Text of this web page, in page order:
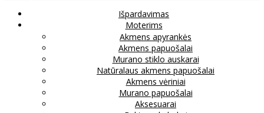
Išpardavimas
Moterims
Akmens apyrankės
Akmens papuošalai
Murano stiklo auskarai
Natūralaus akmens papuošalai
Akmens vėriniai
Murano papuošalai
Aksesuarai